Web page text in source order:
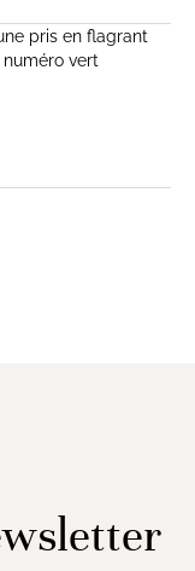
pris en flagrant
vert